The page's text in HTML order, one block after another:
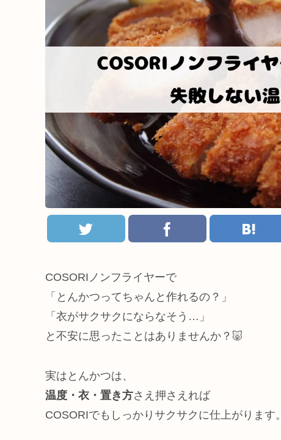
COSORIノンフライヤーで
「とんかつってちゃんと作れるの？」
「衣がサクサクにならなそう…」
と不安に思ったことはありませんか？🐷
実はとんかつは、
温度・衣・置き方さえ押さえれば
COSORIでもしっかりサクサクに仕上がります。